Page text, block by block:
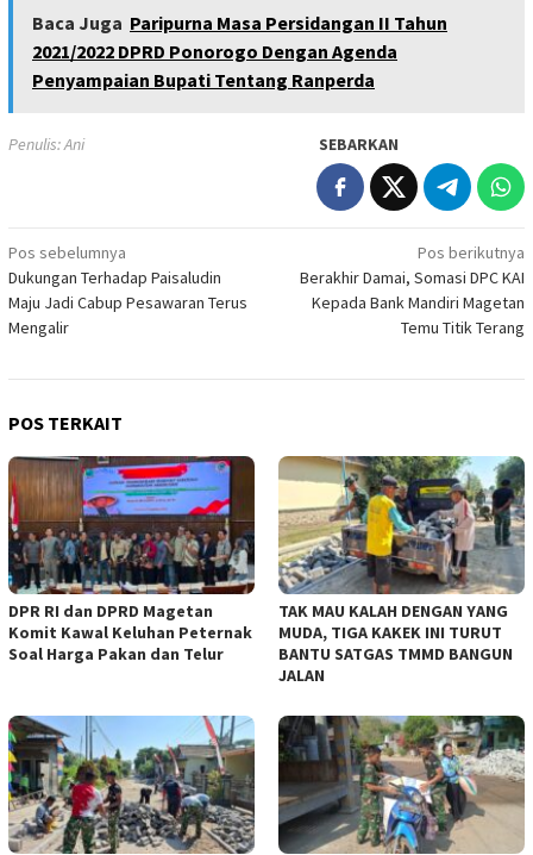
Baca Juga Paripurna Masa Persidangan II Tahun
2021/2022 DPRD Ponorogo Dengan Agenda
Penyampaian Bupati Tentang Ranperda
Penulis: Ani SEBARKAN
Navigasi
pos
Pos sebelumnya
Dukungan Terhadap Paisaludin
Maju Jadi Cabup Pesawaran Terus
Mengalir
Pos berikutnya
Berakhir Damai, Somasi DPC KAI
Kepada Bank Mandiri Magetan
Temu Titik Terang
POS TERKAIT
DPR RI dan DPRD Magetan
Komit Kawal Keluhan Peternak
Soal Harga Pakan dan Telur
TAK MAU KALAH DENGAN YANG
MUDA, TIGA KAKEK INI TURUT
BANTU SATGAS TMMD BANGUN
JALAN